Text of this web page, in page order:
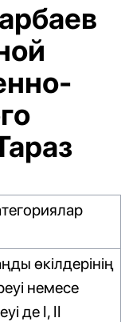
өкілдерінің
немесе
де I, II